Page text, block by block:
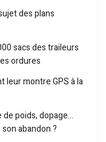
des plans
sacs des traileurs
ordures
leur montre GPS à la
de poids, dopage…
abandon ?